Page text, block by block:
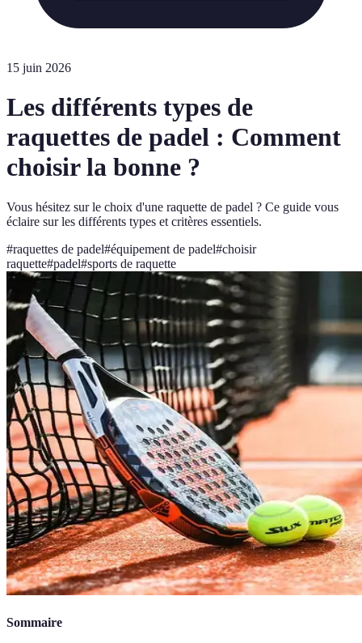
15 juin 2026
Les différents types de
raquettes de padel : Comment
choisir la bonne ?
Vous hésitez sur le choix d'une raquette de padel ? Ce guide vous
éclaire sur les différents types et critères essentiels.
#raquettes de padel#équipement de padel#choisir
raquette#padel#sports de raquette
Sommaire